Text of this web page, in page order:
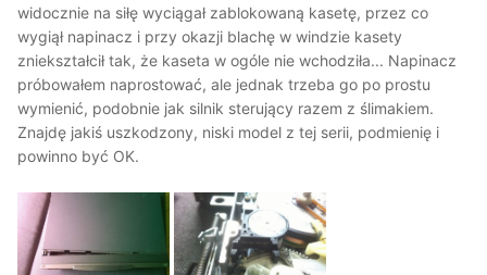
widocznie na siłę wyciągał zablokowaną kasetę, przez co
wygiął napinacz i przy okazji blachę w windzie kasety
zniekształcił tak, że kaseta w ogóle nie wchodziła... Napinacz
próbowałem naprostować, ale jednak trzeba go po prostu
wymienić, podobnie jak silnik sterujący razem z ślimakiem.
Znajdę jakiś uszkodzony, niski model z tej serii, podmienię i
powinno być OK.